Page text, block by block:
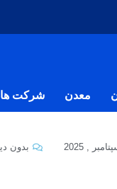
معدن شرکت
بدون